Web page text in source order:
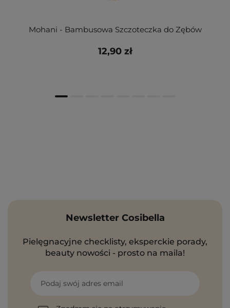
Mohani - Bambusowa Szczoteczka do Zębów
12,90 zł
Newsletter Cosibella
Pielęgnacyjne checklisty, eksperckie porady,
beauty nowości - prosto na maila!
Podaj swój adres email